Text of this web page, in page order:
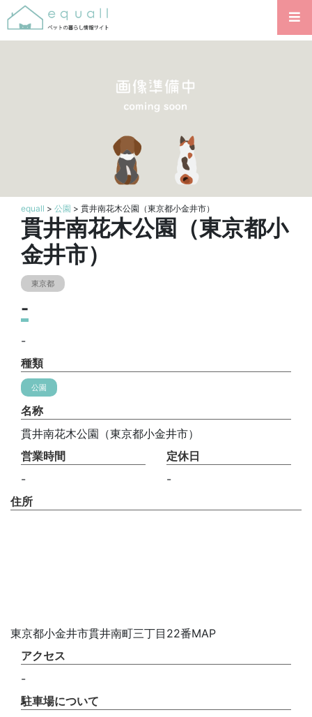
equall > 公園 > 貫井南花木公園（東京都小金井市）
貫井南花木公園（東京都小
金井市）
東京都
-
-
種類
公園
名称
貫井南花木公園（東京都小金井市）
営業時間
-
定休日
-
住所
東京都小金井市貫井南町三丁目22番MAP
アクセス
-
駐車場について